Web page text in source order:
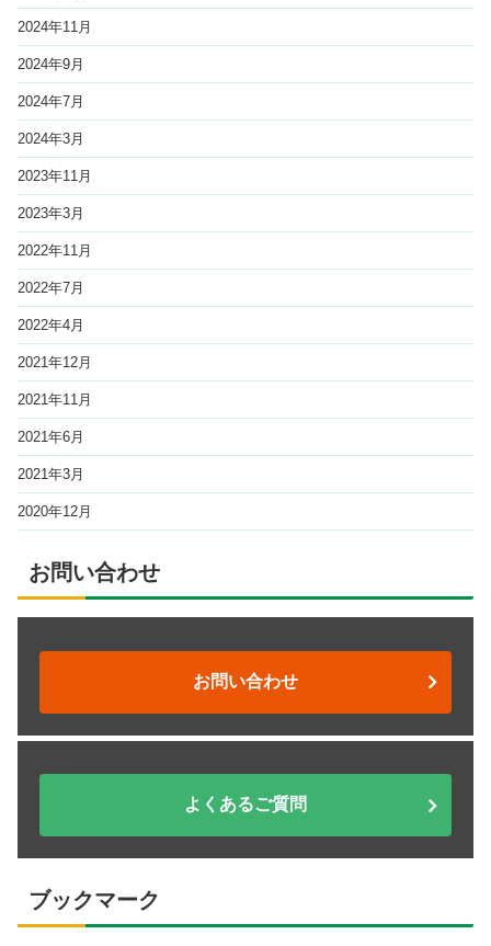
2024年11月
2024年9月
2024年7月
2024年3月
2023年11月
2023年3月
2022年11月
2022年7月
2022年4月
2021年12月
2021年11月
2021年6月
2021年3月
2020年12月
お問い合わせ
お問い合わせ
よくあるご質問
ブックマーク